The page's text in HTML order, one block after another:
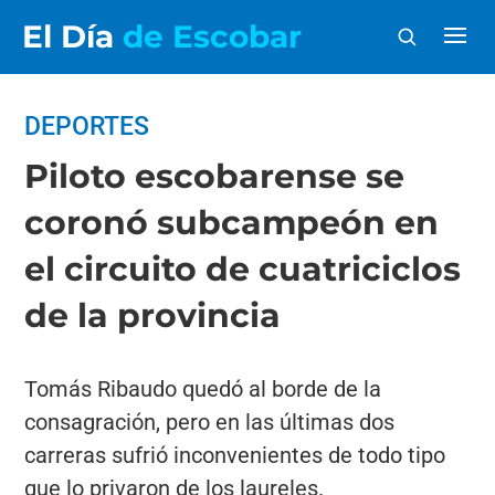
El Día de Escobar
DEPORTES
Piloto escobarense se
coronó subcampeón en
el circuito de cuatriciclos
de la provincia
Tomás Ribaudo quedó al borde de la
consagración, pero en las últimas dos
carreras sufrió inconvenientes de todo tipo
que lo privaron de los laureles.